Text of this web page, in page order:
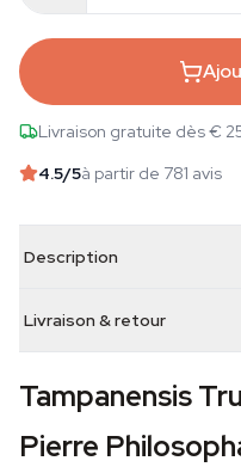
Livraison gratuite dès €
4.5/5à partir de 781 avis
Description
Livraison & retour
Tampanensis
Pierre